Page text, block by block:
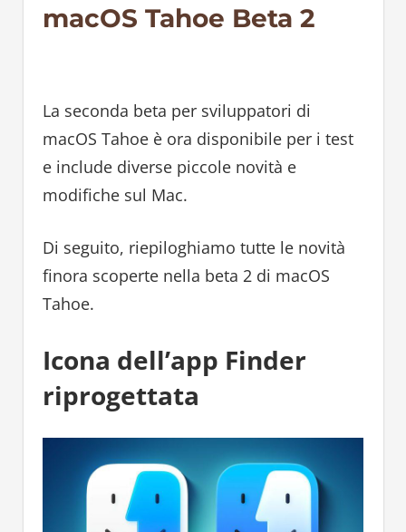
macOS Tahoe Beta 2
La seconda beta per sviluppatori di
macOS Tahoe è ora disponibile per i test
e include diverse piccole novità e
modifiche sul Mac.
Di seguito, riepiloghiamo tutte le novità
finora scoperte nella beta 2 di macOS
Tahoe.
Icona dell’app Finder
riprogettata